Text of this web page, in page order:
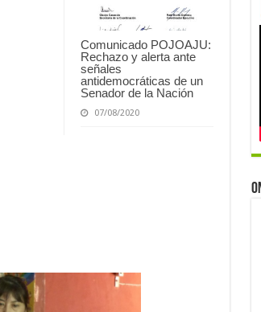
Comunicado POJOAJU:
Rechazo y alerta ante
señales
antidemocráticas de un
Senador de la Nación
07/08/2020